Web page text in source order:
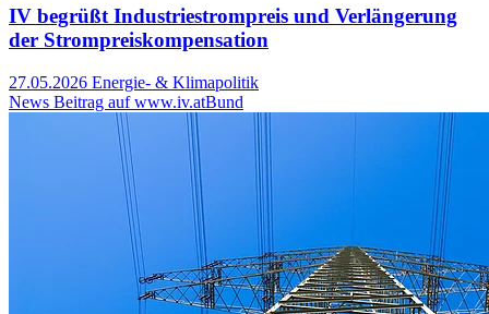
IV begrüßt Industriestrompreis und Verlängerung
der Strompreiskompensation
27.05.2026 Energie- & Klimapolitik
News Beitrag auf www.iv.atBund